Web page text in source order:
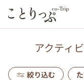
アクティ
絞り込む